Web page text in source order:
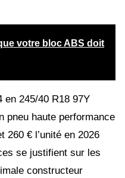
votre bloc ABS doit
en 245/40 R18 97Y
pneu haute performance
260 € l’unité en 2026
se justifient sur les
constructeur